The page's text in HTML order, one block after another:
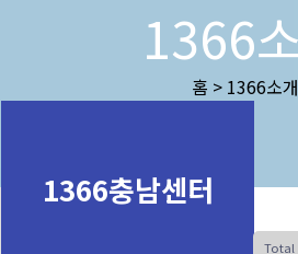
1366
홈 > 1366소개
1366충남센터
Total